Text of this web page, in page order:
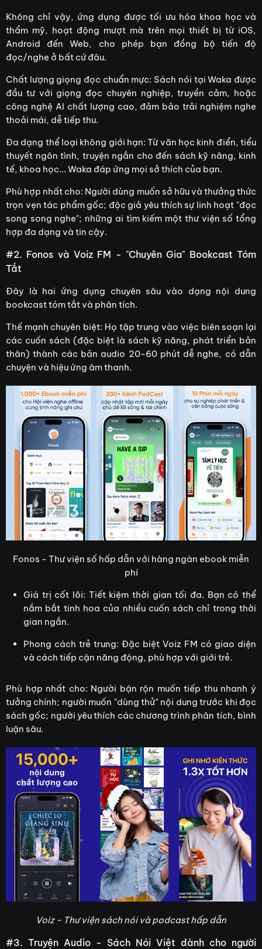
Không chỉ vậy, ứng dụng được tối ưu hóa khoa học và
thẩm mỹ, hoạt động mượt mà trên mọi thiết bị từ iOS,
Android đến Web, cho phép bạn đồng bộ tiến độ
đọc/nghe ở bất cứ đâu.
Chất lượng giọng đọc chuẩn mực: Sách nói tại Waka được
đầu tư với giọng đọc chuyên nghiệp, truyền cảm, hoặc
công nghệ AI chất lượng cao, đảm bảo trải nghiệm nghe
thoải mái, dễ tiếp thu.
Đa dạng thể loại không giới hạn: Từ văn học kinh điển, tiểu
thuyết ngôn tình, truyện ngắn cho đến sách kỹ năng, kinh
tế, khoa học... Waka đáp ứng mọi sở thích của bạn.
Phù hợp nhất cho: Người dùng muốn sở hữu và thưởng thức
trọn vẹn tác phẩm gốc; độc giả yêu thích sự linh hoạt "đọc
song song nghe"; những ai tìm kiếm một thư viện số tổng
hợp đa dạng và tin cậy.
#2. Fonos và Voiz FM - "Chuyên Gia" Bookcast Tóm
Tắt
Đây là hai ứng dụng chuyên sâu vào dạng nội dung
bookcast tóm tắt và phân tích.
Thế mạnh chuyên biệt: Họ tập trung vào việc biên soạn lại
các cuốn sách (đặc biệt là sách kỹ năng, phát triển bản
thân) thành các bản audio 20-60 phút dễ nghe, có dẫn
chuyện và hiệu ứng âm thanh.
Fonos - Thư viện số hấp dẫn với hàng ngàn ebook miễn
phí
Giá trị cốt lõi: Tiết kiệm thời gian tối đa. Bạn có thể
nắm bắt tinh hoa của nhiều cuốn sách chỉ trong thời
gian ngắn.
Phong cách trẻ trung: Đặc biệt Voiz FM có giao diện
và cách tiếp cận năng động, phù hợp với giới trẻ.
Phù hợp nhất cho: Người bận rộn muốn tiếp thu nhanh ý
tưởng chính; người muốn "dùng thử" nội dung trước khi đọc
sách gốc; người yêu thích các chương trình phân tích, bình
luận sâu.
Voiz - Thư viện sách nói và podcast hấp dẫn
#3. Truyện Audio - Sách Nói Việt dành cho người